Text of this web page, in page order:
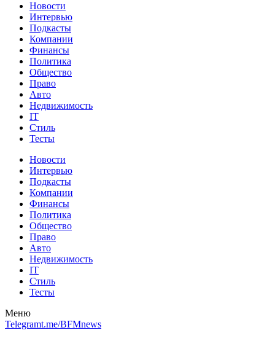
Новости
Интервью
Подкасты
Компании
Финансы
Политика
Общество
Право
Авто
Недвижимость
IT
Стиль
Тесты
Новости
Интервью
Подкасты
Компании
Финансы
Политика
Общество
Право
Авто
Недвижимость
IT
Стиль
Тесты
Меню
Telegramt.me/BFMnews